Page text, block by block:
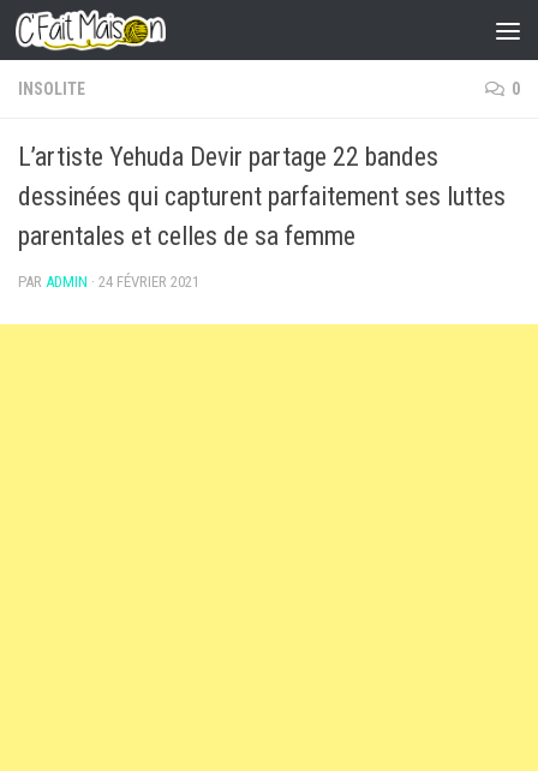
Skip to content
INSOLITE 0
L’artiste Yehuda Devir partage 22 bandes
dessinées qui capturent parfaitement ses luttes
parentales et celles de sa femme
PAR ADMIN · 24 FÉVRIER 2021